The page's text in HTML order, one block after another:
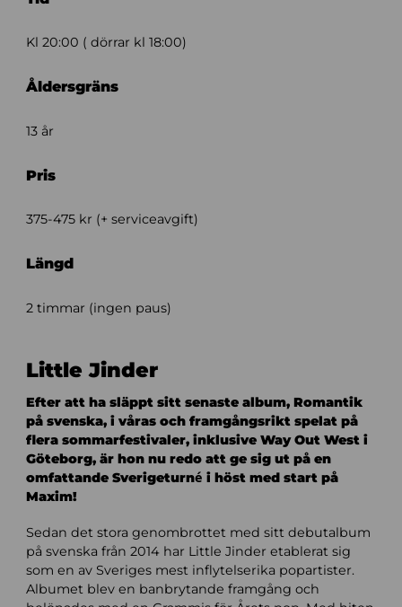
Kl 20:00 ( dörrar kl 18:00)
Åldersgräns
13 år
Pris
375-475 kr (+ serviceavgift)
Längd
2 timmar (ingen paus)
Little Jinder
Efter att ha släppt sitt senaste album, Romantik
på svenska, i våras och framgångsrikt spelat på
flera sommarfestivaler, inklusive Way Out West i
Göteborg, är hon nu redo att ge sig ut på en
omfattande Sverigeturné i höst med start på
Maxim!
Sedan det stora genombrottet med sitt debutalbum
på svenska från 2014 har Little Jinder etablerat sig
som en av Sveriges mest inflytelserika popartister.
Albumet blev en banbrytande framgång och